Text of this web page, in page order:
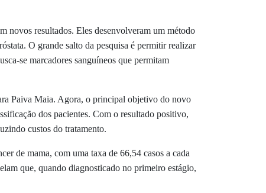
novos resultados. Eles desenvolveram um método
O grande salto da pesquisa é permitir realizar
se marcadores sanguíneos que permitam
Paiva Maia. Agora, o principal objetivo do novo
dos pacientes. Com o resultado positivo,
custos do tratamento.
de mama, com uma taxa de 66,54 casos a cada
que, quando diagnosticado no primeiro estágio,